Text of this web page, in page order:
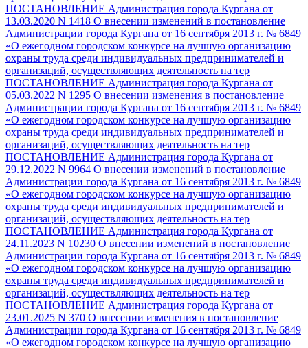
ПОСТАНОВЛЕНИЕ Администрация города Кургана от
13.03.2020 N 1418 О внесении изменений в постановление
Администрации города Кургана от 16 сентября 2013 г. № 6849
«О ежегодном городском конкурсе на лучшую организацию
охраны труда среди индивидуальных предпринимателей и
организаций, осуществляющих деятельность на тер
ПОСТАНОВЛЕНИЕ Администрация города Кургана от
05.03.2022 N 1295 О внесении изменения в постановление
Администрации города Кургана от 16 сентября 2013 г. № 6849
«О ежегодном городском конкурсе на лучшую организацию
охраны труда среди индивидуальных предпринимателей и
организаций, осуществляющих деятельность на тер
ПОСТАНОВЛЕНИЕ Администрация города Кургана от
29.12.2022 N 9964 О внесении изменений в постановление
Администрации города Кургана от 16 сентября 2013 г. № 6849
«О ежегодном городском конкурсе на лучшую организацию
охраны труда среди индивидуальных предпринимателей и
организаций, осуществляющих деятельность на тер
ПОСТАНОВЛЕНИЕ Администрация города Кургана от
24.11.2023 N 10230 О внесении изменений в постановление
Администрации города Кургана от 16 сентября 2013 г. № 6849
«О ежегодном городском конкурсе на лучшую организацию
охраны труда среди индивидуальных предпринимателей и
организаций, осуществляющих деятельность на тер
ПОСТАНОВЛЕНИЕ Администрация города Кургана от
23.01.2025 N 370 О внесении изменения в постановление
Администрации города Кургана от 16 сентября 2013 г. № 6849
«О ежегодном городском конкурсе на лучшую организацию